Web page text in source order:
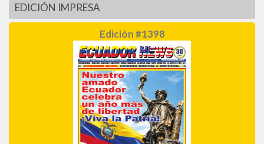
EDICIÓN IMPRESA
Edición #1398